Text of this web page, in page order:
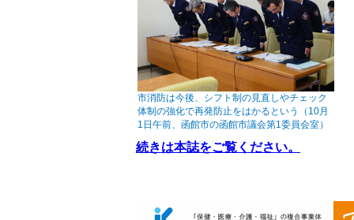
市消防は今後、シフト制の見直しやチェック
体制の強化で再発防止をはかるという（10月
1日午前、函館市の函館市議会第1委員会室）
続きは本誌をご覧ください。